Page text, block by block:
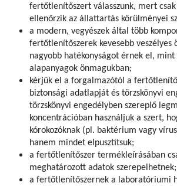
fertőtlenítőszert válasszunk, mert
ellenőrzik az állattartás körülményei
a modern, vegyészek által több
fertőtlenítőszerek kevesebb veszélyes
nagyobb hatékonyságot érnek el,
alapanyagok önmagukban;
kérjük el a forgalmazótól a
biztonsági adatlapját és törzskönyvi
törzskönyvi engedélyben szereplő
koncentrációban használjuk a szert,
kórokozóknak (pl. baktérium vagy
hanem mindet elpusztítsuk;
a fertőtlenítőszer termékleírásában
meghatározott adatok szerepelhetnek;
a fertőtlenítőszernek a laboratóriumi